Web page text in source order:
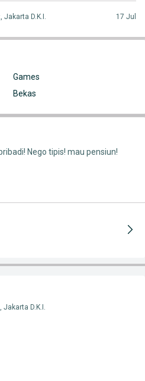
Jakarta D.K.I. 17 Jul
Games
Bekas
Nego tipis! mau pensiun!
D.K.I.